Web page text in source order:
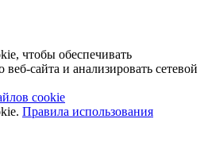
чтобы обеспечивать
сайта и анализировать сетевой
cookie
Правила использования